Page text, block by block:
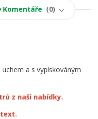
Komentáře 0
a s vypískováným
z naši nabídky.